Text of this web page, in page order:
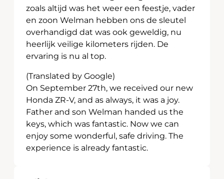
zoals altijd was het weer een feestje, vader
en zoon Welman hebben ons de sleutel
overhandigd dat was ook geweldig, nu
heerlijk veilige kilometers rijden. De
ervaring is nu al top.
(Translated by Google)
On September 27th, we received our new
Honda ZR-V, and as always, it was a joy.
Father and son Welman handed us the
keys, which was fantastic. Now we can
enjoy some wonderful, safe driving. The
experience is already fantastic.